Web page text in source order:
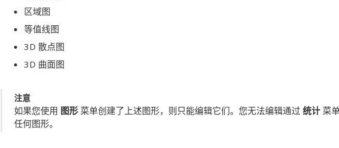
区域图
等值线图
3D 散点图
3D 曲面图
注意
如果您使用 图形 菜单创建了上述图形，则只能编辑它们。您无法编辑通过 统计 菜
任何图形。